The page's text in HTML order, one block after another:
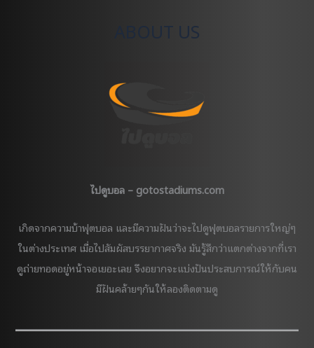
สัน
ปาร์ค
ABOUT US
ไปดูบอล – gotostadiums.com
เกิดจากความบ้าฟุตบอล และมีความฝันว่าจะไปดูฟุตบอลรายการใหญ่ๆ
ในต่างประเทศ เมื่อไปสัมผัสบรรยากาศจริง มันรู้สึกว่าแตกต่างจากที่เรา
ดูถ่ายทอดอยู่หน้าจอเยอะเลย จึงอยากจะแบ่งปันประสบการณ์ให้กับคน
มีฝันคล้ายๆกันให้ลองติดตามดู